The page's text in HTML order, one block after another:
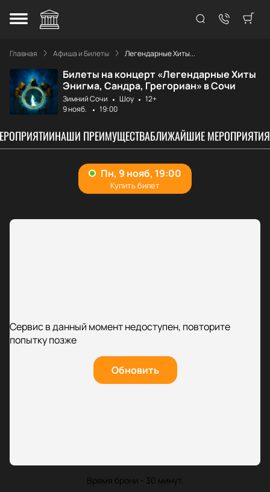
Главная Афиша и Билеты Легендарные Хиты...
Билеты на концерт «Легендарные Хиты
Энигма, Сандра, Грегориан» в Сочи
Зимний Сочи Шоу
12+
9 нояб.
19:00
НАШИ ПРЕИМУЩЕСТВАБЛИЖАЙШИЕ МЕРОПРИЯТИЯ
Сервис в данный момент недоступен, повторите
попытку позже
Обновить
Время брони - 30 минут.